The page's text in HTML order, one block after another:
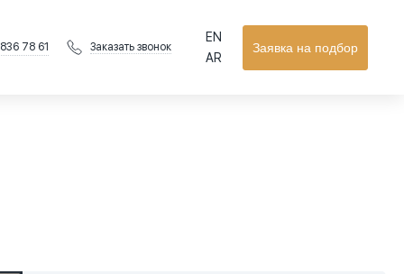
78 61 Заказать звонок Заявка на подбор
EN
AR